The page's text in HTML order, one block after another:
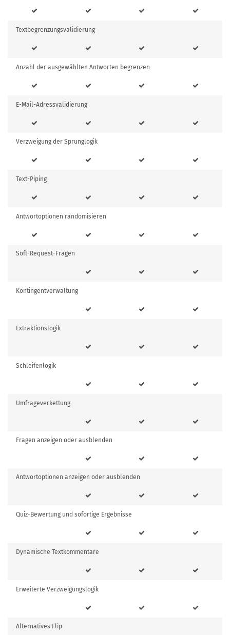
Textbegrenzungsvalidierung
Anzahl der ausgewählten Antworten begrenzen
E-Mail-Adressvalidierung
Verzweigung der Sprunglogik
Text-Piping
Antwortoptionen randomisieren
Soft-Request-Fragen
Kontingentverwaltung
Extraktionslogik
Schleifenlogik
Umfrageverkettung
Fragen anzeigen oder ausblenden
Antwortoptionen anzeigen oder ausblenden
Quiz-Bewertung und sofortige Ergebnisse
Dynamische Textkommentare
Erweiterte Verzweigungslogik
Alternatives Flip